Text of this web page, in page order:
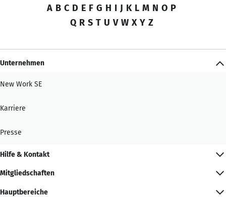
A B C D E F G H I J K L M N O P
Q R S T U V W X Y Z
Unternehmen
New Work SE
Karriere
Presse
Hilfe & Kontakt
Mitgliedschaften
Hauptbereiche